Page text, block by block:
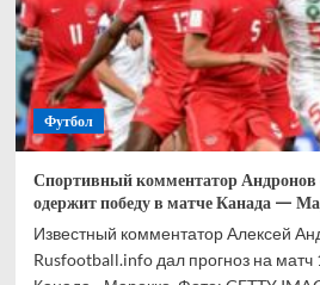
1/8
финала
ЧМ-2026
Футбол
Спортивный комментатор Андронов
одержит победу в матче Канада —
Известный комментатор Алексей
Rusfootball.info дал прогноз на